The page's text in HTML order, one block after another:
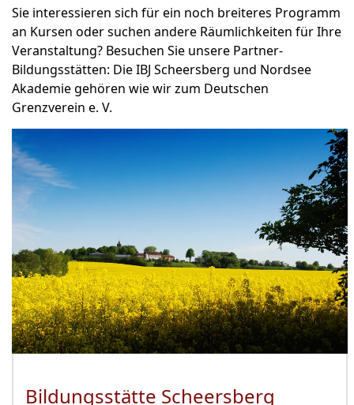
Sie interessieren sich für ein noch breiteres Programm
an Kursen oder suchen andere Räumlichkeiten für Ihre
Veranstaltung? Besuchen Sie unsere Partner-
Bildungsstätten: Die IBJ Scheersberg und Nordsee
Akademie gehören wie wir zum Deutschen
Grenzverein e. V.
Bildungsstätte Scheersberg